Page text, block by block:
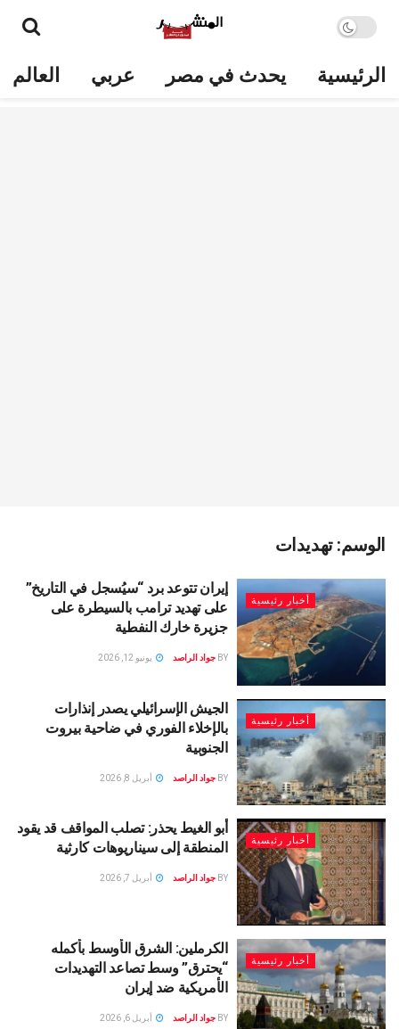
الرئيسية يحدث في مصر عربي العالم
الوسم:تهديدات
أخبار رئيسية
إيران تتوعد برد “سيُسجل في التاريخ”
على تهديد ترامب بالسيطرة على
جزيرة خارك النفطية
BY جواد الراصد يونيو 12, 2026
أخبار رئيسية
الجيش الإسرائيلي يصدر إنذارات
بالإخلاء الفوري في ضاحية بيروت
الجنوبية
BY جواد الراصد أبريل 8, 2026
أخبار رئيسية
أبو الغيط يحذر: تصلب المواقف قد يقود
المنطقة إلى سيناريوهات كارثية
BY جواد الراصد أبريل 7, 2026
أخبار رئيسية
الكرملين: الشرق الأوسط بأكمله
“يحترق” وسط تصاعد التهديدات
الأمريكية ضد إيران
BY جواد الراصد أبريل 6, 2026